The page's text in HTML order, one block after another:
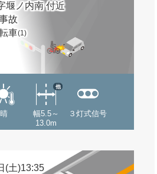
堰ノ内南 付近
故
車(1)
晴
幅5.5～
13.0m
他
３灯式信号
(土)13:35